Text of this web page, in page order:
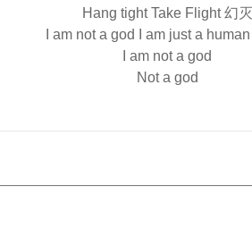
Hang tight Take Flight 幻灭
I am not a god I am just a
I am not a god
Not a god